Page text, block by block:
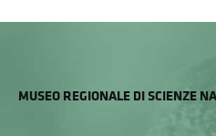
MUSEO REGIONALE DI SCIENZE